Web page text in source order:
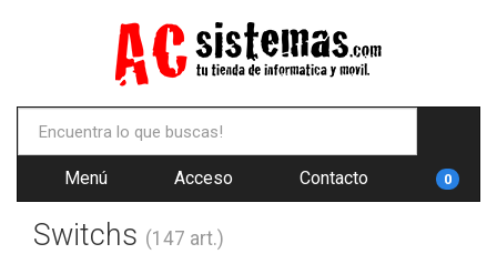
Menú Acceso Contacto 0
Switchs (147 art.)